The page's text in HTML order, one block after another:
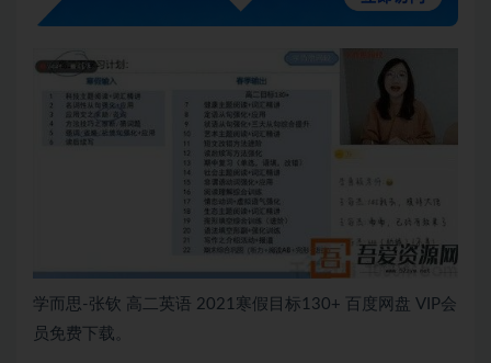
学而思-张钦 高二英语 2021寒假目标130+ 百度网盘 VIP会
员免费下载。